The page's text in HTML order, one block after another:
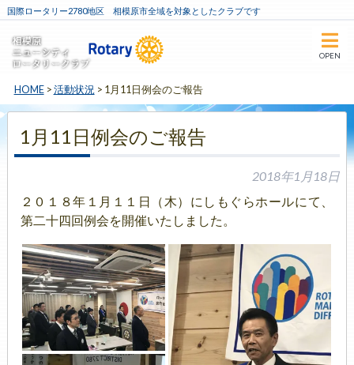
国際ロータリー2780地区 相模原市全域を対象としたクラブです
OPEN
HOME>活動状況 > 1月11日例会のご報告
1月11日例会のご報告
2018年1月18日
２０１８年１月１１日（木）にしもぐらホールにて、
第二十四回例会を開催いたしました。